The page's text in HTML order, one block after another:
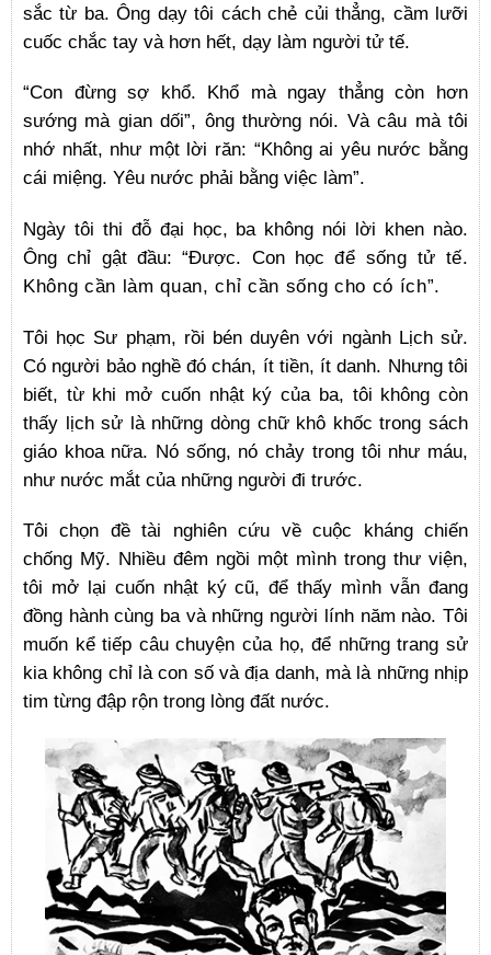
sắc từ ba. Ông dạy tôi cách chẻ củi thẳng, cầm lưỡi
cuốc chắc tay và hơn hết, dạy làm người tử tế.
“Con đừng sợ khổ. Khổ mà ngay thẳng còn hơn
sướng mà gian dối”, ông thường nói. Và câu mà tôi
nhớ nhất, như một lời răn: “Không ai yêu nước bằng
cái miệng. Yêu nước phải bằng việc làm”.
Ngày tôi thi đỗ đại học, ba không nói lời khen nào.
Ông chỉ gật đầu: “Được. Con họcđể sống tử tế.
Không cần làm quan, chỉ cần sống cho có ích”.
Tôi học Sư phạm, rồi bén duyên với ngành Lịch sử.
Có người bảo nghề đó chán, ít tiền, ít danh. Nhưng tôi
biết, từ khi mở cuốn nhật ký của ba, tôi không còn
thấy lịch sử là những dòng chữ khô khốc trong sách
giáo khoa nữa. Nó sống, nó chảy trong tôi như máu,
như nước mắt của những người đi trước.
Tôi chọn đề tài nghiên cứu về cuộc kháng chiến
chống Mỹ. Nhiều đêm ngồi một mình trong thư viện,
tôi mở lại cuốn nhật ký cũ, để thấy mình vẫn đang
đồng hành cùng ba và những người lính năm nào. Tôi
muốn kể tiếp câu chuyện của họ, để những trang sử
kia không chỉ là con số và địa danh, mà là những nhịp
tim từng đập rộn trong lòng đất nước.